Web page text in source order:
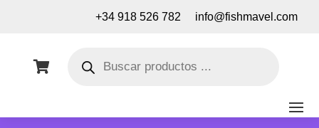
+34 918 526 782 info@fishmavel.com

productos